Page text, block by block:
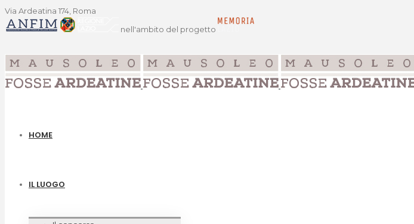
Via Ardeatina 174, Roma
nell'ambito del progetto
HOME
IL LUOGO